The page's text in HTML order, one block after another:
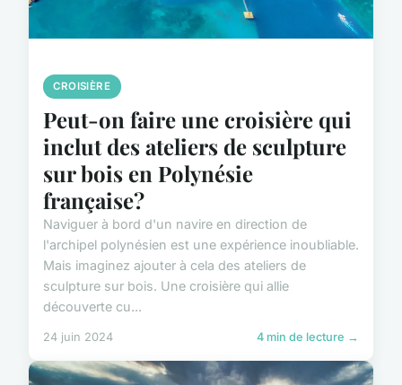
CROISIÈRE
Peut-on faire une croisière qui
inclut des ateliers de sculpture
sur bois en Polynésie
française?
Naviguer à bord d'un navire en direction de
l'archipel polynésien est une expérience inoubliable.
Mais imaginez ajouter à cela des ateliers de
sculpture sur bois. Une croisière qui allie
découverte cu...
24 juin 2024 4 min de lecture →